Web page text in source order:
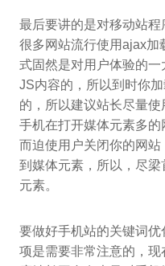
最后要讲的是对移动站
很多网站流行使用ajax加
式固然是对用户体验的
JS内容的，所以到时你
的，所以建议站长尽量
手机在打开媒体元素多
而迫使用户关闭你的网
到媒体元素，所以，尽
元素。
要做好手机站的关键词
项是需要非常注意的，